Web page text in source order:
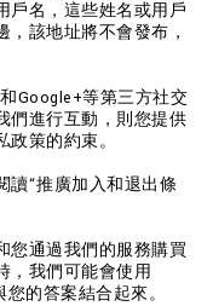
戶名，這些姓名或用戶
該地址將不會發布，
Google+等第三方社交
們進行互動，則您提供
策的約束。
讀“推廣加入和退出條
您通過我們的服務購買
，我們可能會使用
的答案結合起來。